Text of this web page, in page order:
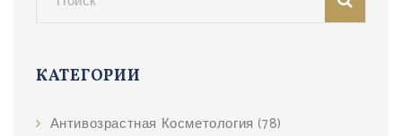
КАТЕГОРИИ
Антивозрастная Косметология (78)